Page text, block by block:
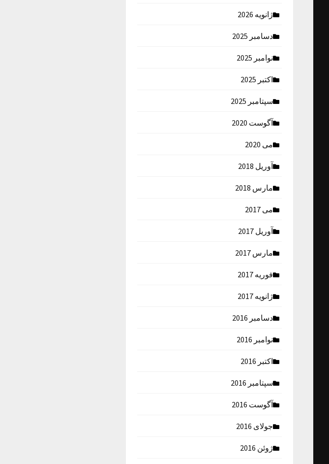
ژانویه 2026
دسامبر 2025
نوامبر 2025
اکتبر 2025
سپتامبر 2025
آگوست 2020
می 2020
آوریل 2018
مارس 2018
می 2017
آوریل 2017
مارس 2017
فوریه 2017
ژانویه 2017
دسامبر 2016
نوامبر 2016
اکتبر 2016
سپتامبر 2016
آگوست 2016
جولای 2016
ژوئن 2016